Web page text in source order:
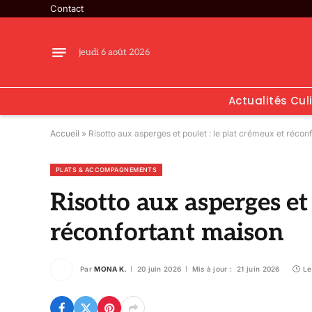
Contact
jeudi 6 août 2026
Actualités
Accueil » Risotto aux asperges et poulet : le plat crémeux et
PLATS & ACCOMPAGNEMENTS
Risotto aux asperges
réconfortant maison
Par MONA K. 20 juin 2026 Mis à jour : 21 juin 2026